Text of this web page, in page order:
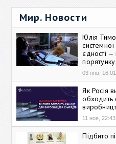
Мир. Новости
Юлія
єдності
03 янв, 16:01
Як Росія
обходить
11 ноя, 22:43
Підбито